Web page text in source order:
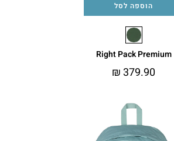
הוספה לסל
Right Pack Premium
₪ 379.90